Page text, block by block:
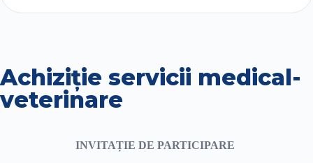
Achiziţie servicii medical-
veterinare
INVITAȚIE DE PARTICIPARE